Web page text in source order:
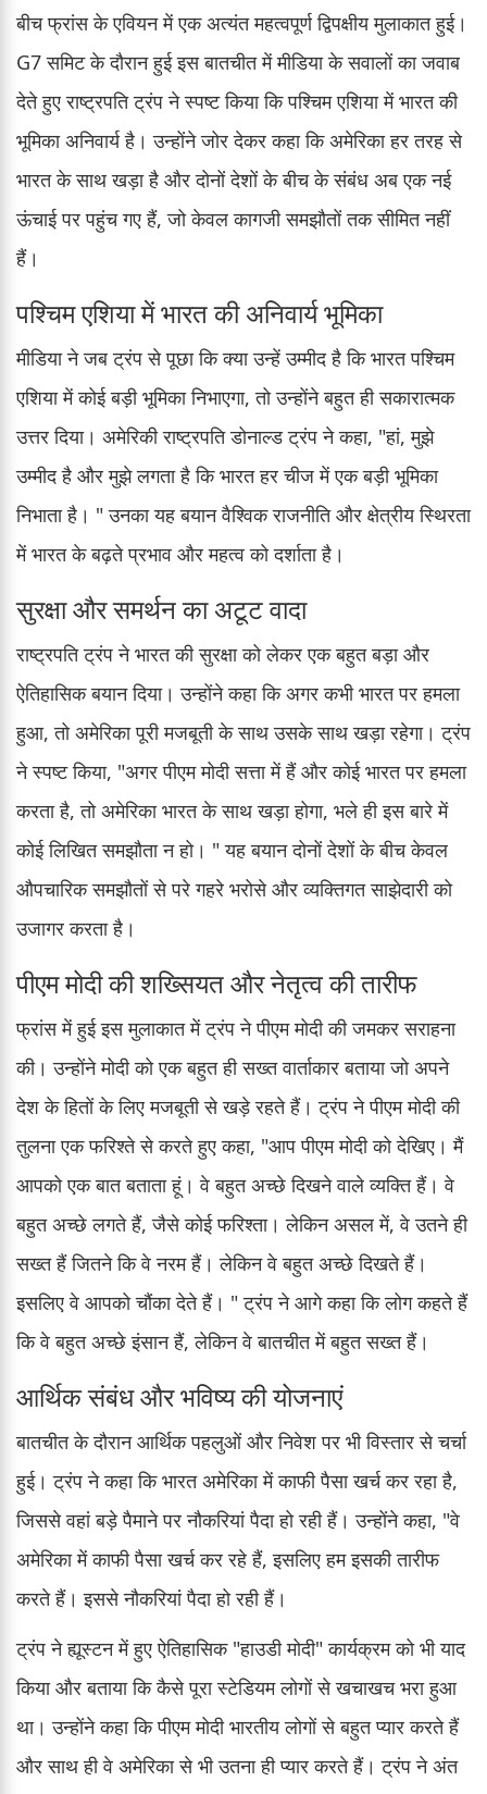
बीच फ्रांस के एवियन में एक अत्यंत महत्वपूर्ण द्विपक्षीय मुलाकात हुई।
G7 समिट के दौरान हुई इस बातचीत में मीडिया के सवालों का जवाब
देते हुए राष्ट्रपति ट्रंप ने स्पष्ट किया कि पश्चिम एशिया में भारत की
भूमिका अनिवार्य है। उन्होंने जोर देकर कहा कि अमेरिका हर तरह से
भारत के साथ खड़ा है और दोनों देशों के बीच के संबंध अब एक नई
ऊंचाई पर पहुंच गए हैं, जो केवल कागजी समझौतों तक सीमित नहीं
हैं।
पश्चिम एशिया में भारत की अनिवार्य भूमिका
मीडिया ने जब ट्रंप से पूछा कि क्या उन्हें उम्मीद है कि भारत पश्चिम
एशिया में कोई बड़ी भूमिका निभाएगा, तो उन्होंने बहुत ही सकारात्मक
उत्तर दिया। अमेरिकी राष्ट्रपति डोनाल्ड ट्रंप ने कहा, "हां, मुझे
उम्मीद है और मुझे लगता है कि भारत हर चीज में एक बड़ी भूमिका
निभाता है। " उनका यह बयान वैश्विक राजनीति और क्षेत्रीय स्थिरता
में भारत के बढ़ते प्रभाव और महत्व को दर्शाता है।
सुरक्षा और समर्थन का अटूट वादा
राष्ट्रपति ट्रंप ने भारत की सुरक्षा को लेकर एक बहुत बड़ा और
ऐतिहासिक बयान दिया। उन्होंने कहा कि अगर कभी भारत पर हमला
हुआ, तो अमेरिका पूरी मजबूती के साथ उसके साथ खड़ा रहेगा। ट्रंप
ने स्पष्ट किया, "अगर पीएम मोदी सत्ता में हैं और कोई भारत पर हमला
करता है, तो अमेरिका भारत के साथ खड़ा होगा, भले ही इस बारे में
कोई लिखित समझौता न हो। " यह बयान दोनों देशों के बीच केवल
औपचारिक समझौतों से परे गहरे भरोसे और व्यक्तिगत साझेदारी को
उजागर करता है।
पीएम मोदी की शख्सियत और नेतृत्व की तारीफ
फ्रांस में हुई इस मुलाकात में ट्रंप ने पीएम मोदी की जमकर सराहना
की। उन्होंने मोदी को एक बहुत ही सख्त वार्ताकार बताया जो अपने
देश के हितों के लिए मजबूती से खड़े रहते हैं। ट्रंप ने पीएम मोदी की
तुलना एक फरिश्ते से करते हुए कहा, "आप पीएम मोदी को देखिए। मैं
आपको एक बात बताता हूं। वे बहुत अच्छे दिखने वाले व्यक्ति हैं। वे
बहुत अच्छे लगते हैं, जैसे कोई फरिश्ता। लेकिन असल में, वे उतने ही
सख्त हैं जितने कि वे नरम हैं। लेकिन वे बहुत अच्छे दिखते हैं।
इसलिए वे आपको चौंका देते हैं। " ट्रंप ने आगे कहा कि लोग कहते हैं
कि वे बहुत अच्छे इंसान हैं, लेकिन वे बातचीत में बहुत सख्त हैं।
आर्थिक संबंध और भविष्य की योजनाएं
बातचीत के दौरान आर्थिक पहलुओं और निवेश पर भी विस्तार से चर्चा
हुई। ट्रंप ने कहा कि भारत अमेरिका में काफी पैसा खर्च कर रहा है,
जिससे वहां बड़े पैमाने पर नौकरियां पैदा हो रही हैं। उन्होंने कहा, "वे
अमेरिका में काफी पैसा खर्च कर रहे हैं, इसलिए हम इसकी तारीफ
करते हैं। इससे नौकरियां पैदा हो रही हैं।
ट्रंप ने ह्यूस्टन में हुए ऐतिहासिक "हाउडी मोदी" कार्यक्रम को भी याद
किया और बताया कि कैसे पूरा स्टेडियम लोगों से खचाखच भरा हुआ
था। उन्होंने कहा कि पीएम मोदी भारतीय लोगों से बहुत प्यार करते हैं
और साथ ही वे अमेरिका से भी उतना ही प्यार करते हैं। ट्रंप ने अंत